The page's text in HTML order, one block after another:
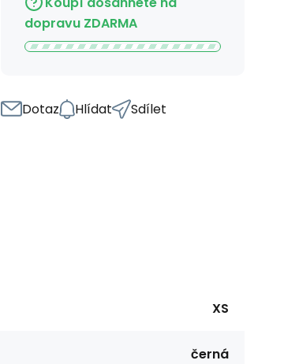
dopravu ZDARMA
Dotaz Hlídat Sdílet
XS
černá